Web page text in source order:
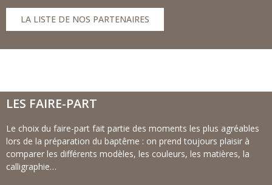
LA LISTE DE NOS PARTENAIRES
LES FAIRE-PART
Le choix du faire-part fait partie des moments les plus agréables
lors de la préparation du baptême : on prend toujours plaisir à
comparer les différents modèles, les couleurs, les matières, la
calligraphie…